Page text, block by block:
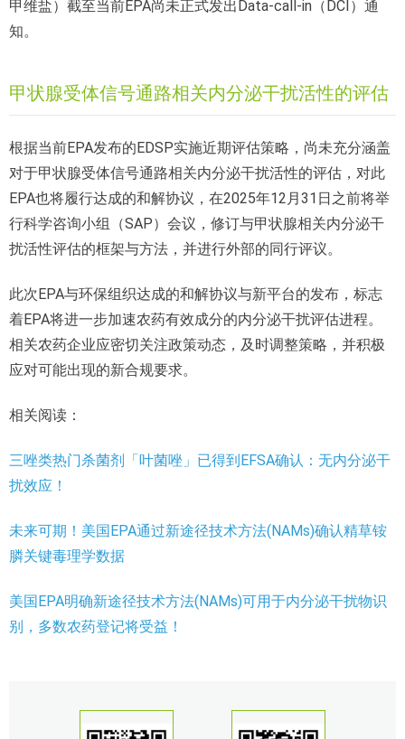
甲维盐）截至当前EPA尚未正式发出Data-call-in（DCI）通
知。
甲状腺受体信号通路相关内分泌干扰活性的评估
根据当前EPA发布的EDSP实施近期评估策略，尚未充分涵盖
对于甲状腺受体信号通路相关内分泌干扰活性的评估，对此
EPA也将履行达成的和解协议，在2025年12月31日之前将举
行科学咨询小组（SAP）会议，修订与甲状腺相关内分泌干
扰活性评估的框架与方法，并进行外部的同行评议。
此次EPA与环保组织达成的和解协议与新平台的发布，标志
着EPA将进一步加速农药有效成分的内分泌干扰评估进程。
相关农药企业应密切关注政策动态，及时调整策略，并积极
应对可能出现的新合规要求。
相关阅读：
三唑类热门杀菌剂「叶菌唑」已得到EFSA确认：无内分泌干
扰效应！
未来可期！美国EPA通过新途径技术方法(NAMs)确认精草铵
膦关键毒理学数据
美国EPA明确新途径技术方法(NAMs)可用于内分泌干扰物识
别，多数农药登记将受益！